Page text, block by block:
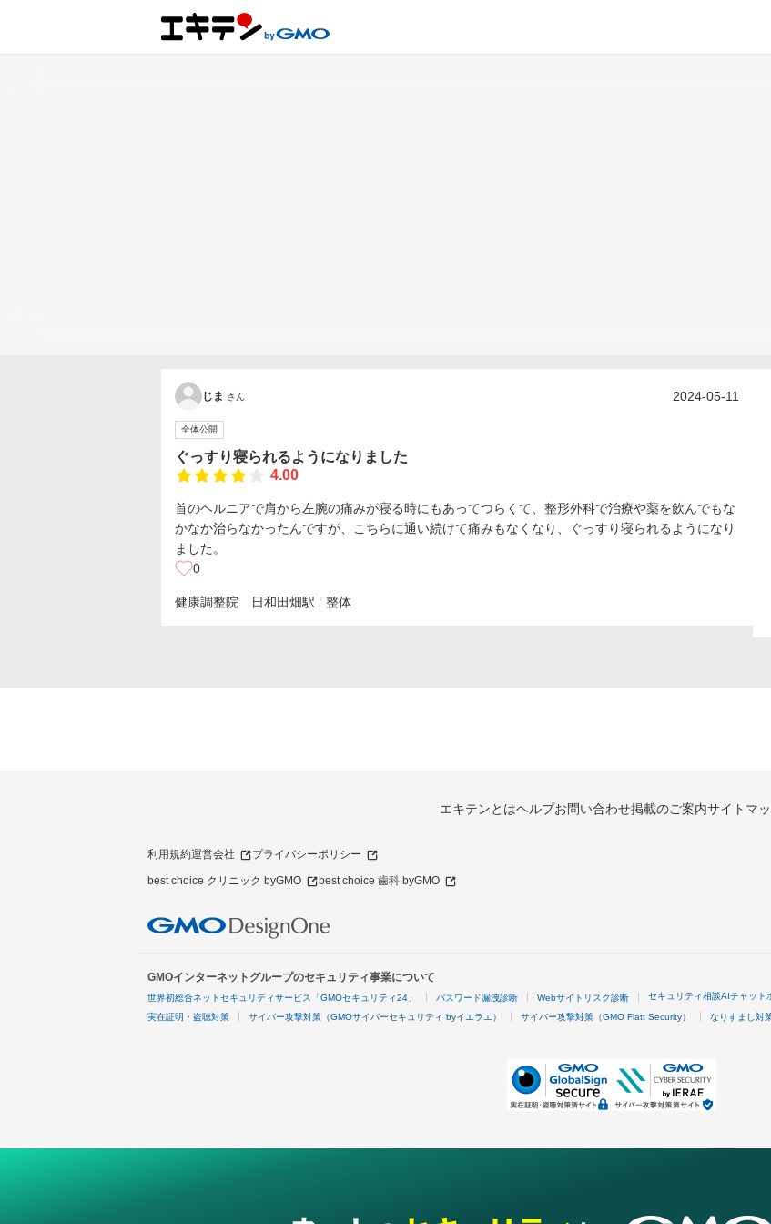
じま さん 2024-05-11
全体公開
ぐっすり寝られるようになりました
4.00
首のヘルニアで肩から左腕の痛みが寝る時にもあってつらくて、整形外科で治療や薬を飲んでもな
かなか治らなかったんですが、こちらに通い続けて痛みもなくなり、ぐっすり寝られるようになり
ました。
0
健康調整院 日和田畑駅 整体
エキテンとはヘルプお問い合わせ掲載のご案内サイトマ
利用規約運営会社 プライバシーポリシー
best choice クリニック byGMO best choice 歯科 byGMO
GMOインターネットグループのセキュリティ事業について
世界初総合ネットセキュリティサービス「GMOセキュリティ24」 パスワード漏洩診断 Webサイトリスク診断 セキュリティ相談AIチャット
実在証明・盗聴対策 サイバー攻撃対策（GMOサイバーセキュリティ byイエラエ） サイバー攻撃対策（GMO Flatt Security） なりすまし対